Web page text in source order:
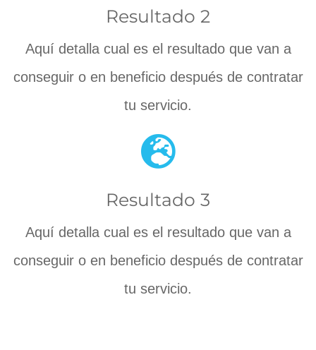
Resultado 2
Aquí detalla cual es el resultado que van a
conseguir o en beneficio después de contratar
tu servicio.
Resultado 3
Aquí detalla cual es el resultado que van a
conseguir o en beneficio después de contratar
tu servicio.